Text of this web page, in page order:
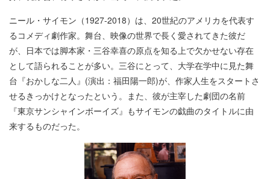
ニール・サイモン（1927-2018）は、20世紀のアメリカを代表す
るコメディ劇作家。舞台、映像の世界で長く愛されてきた彼だ
が、日本では脚本家・三谷幸喜の原点を知る上で欠かせない存在
として語られることが多い。三谷にとって、大学在学中に見た舞
台『おかしな二人』(演出：福田陽一郎)が、作家人生をスタートさ
せるきっかけとなったという。また、彼が主宰した劇団の名前
『東京サンシャインボーイズ』もサイモンの戯曲のタイトルに由
来するものだった。